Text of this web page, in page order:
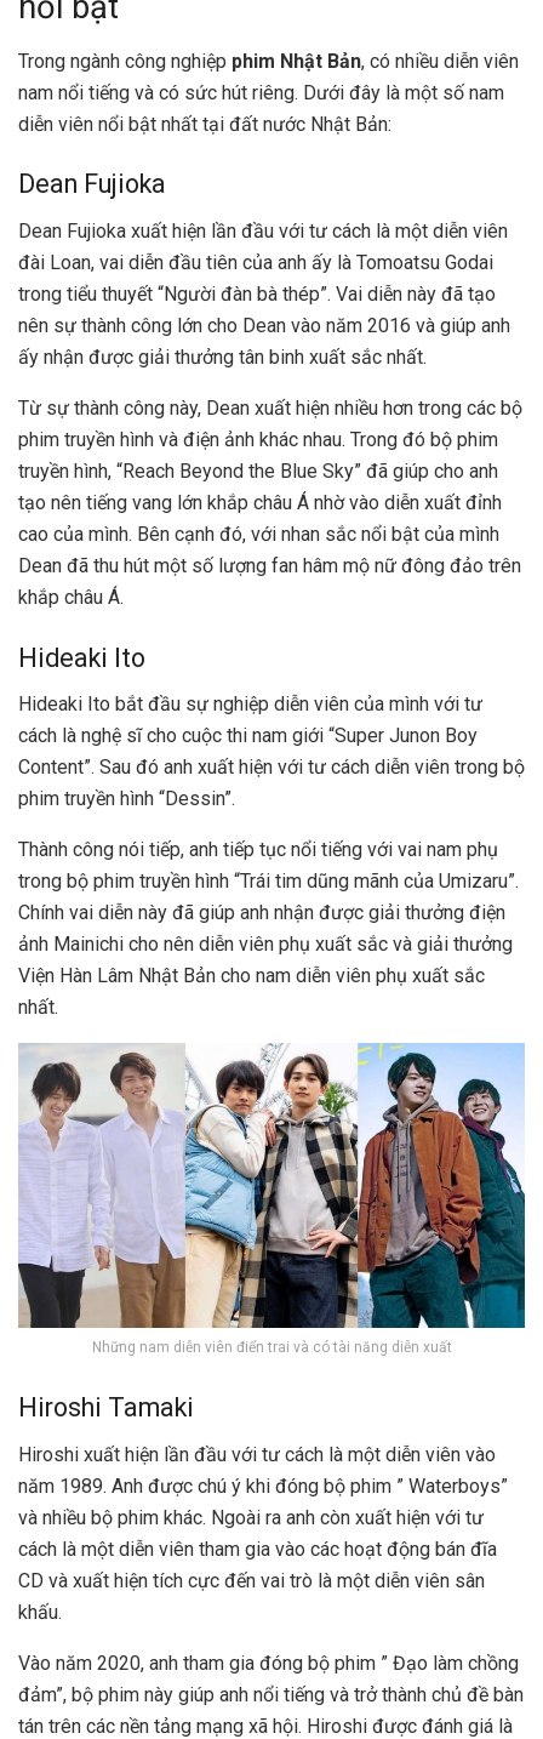
Trong ngành công nghiệp phim Nhật Bản, có nhiều diễn viên
nam nổi tiếng và có sức hút riêng. Dưới đây là một số nam
diễn viên nổi bật nhất tại đất nước Nhật Bản:
Dean Fujioka
Dean Fujioka xuất hiện lần đầu với tư cách là một diễn viên
đài Loan, vai diễn đầu tiên của anh ấy là Tomoatsu Godai
trong tiểu thuyết “Người đàn bà thép”. Vai diễn này đã tạo
nên sự thành công lớn cho Dean vào năm 2016 và giúp anh
ấy nhận được giải thưởng tân binh xuất sắc nhất.
Từ sự thành công này, Dean xuất hiện nhiều hơn trong các bộ
phim truyền hình và điện ảnh khác nhau. Trong đó bộ phim
truyền hình, “Reach Beyond the Blue Sky” đã giúp cho anh
tạo nên tiếng vang lớn khắp châu Á nhờ vào diễn xuất đỉnh
cao của mình. Bên cạnh đó, với nhan sắc nổi bật của mình
Dean đã thu hút một số lượng fan hâm mộ nữ đông đảo trên
khắp châu Á.
Hideaki Ito
Hideaki Ito bắt đầu sự nghiệp diễn viên của mình với tư
cách là nghệ sĩ cho cuộc thi nam giới “Super Junon Boy
Content”. Sau đó anh xuất hiện với tư cách diễn viên trong bộ
phim truyền hình “Dessin”.
Thành công nói tiếp, anh tiếp tục nổi tiếng với vai nam phụ
trong bộ phim truyền hình “Trái tim dũng mãnh của Umizaru”.
Chính vai diễn này đã giúp anh nhận được giải thưởng điện
ảnh Mainichi cho nên diễn viên phụ xuất sắc và giải thưởng
Viện Hàn Lâm Nhật Bản cho nam diễn viên phụ xuất sắc
nhất.
Những nam diễn viên điển trai và có tài năng diễn xuất
Hiroshi Tamaki
Hiroshi xuất hiện lần đầu với tư cách là một diễn viên vào
năm 1989. Anh được chú ý khi đóng bộ phim ” Waterboys”
và nhiều bộ phim khác. Ngoài ra anh còn xuất hiện với tư
cách là một diễn viên tham gia vào các hoạt động bán đĩa
CD và xuất hiện tích cực đến vai trò là một diễn viên sân
khấu.
Vào năm 2020, anh tham gia đóng bộ phim ” Đạo làm chồng
đảm”, bộ phim này giúp anh nổi tiếng và trở thành chủ đề bàn
tán trên các nền tảng mạng xã hội. Hiroshi được đánh giá là